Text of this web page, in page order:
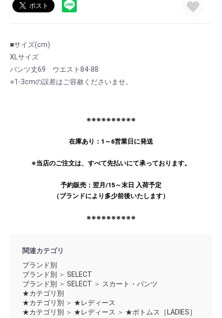
お買い物を続ける カートへ進む
■サイズ(cm)
XLサイズ
パンツ丈69 ウエスト84-88
※1-3cmの誤差はご容赦くださいませ。
※※※※※※※※※※
在庫あり：1～6営業日に発送
※当店のご注文は、すべて先払いにて承っております。
予約販売：翌月/15～末日 入荷予定
（ブランドにより多少前後いたします）
※※※※※※※※※※
関連カテゴリ
ブランド別
ブランド別 ＞ SELECT
ブランド別 ＞ SELECT ＞ スカート・パンツ
★カテゴリ別
★カテゴリ別 ＞ ★レディース
★カテゴリ別 ＞ ★レディース ＞ ★ボトムス［LADIES］